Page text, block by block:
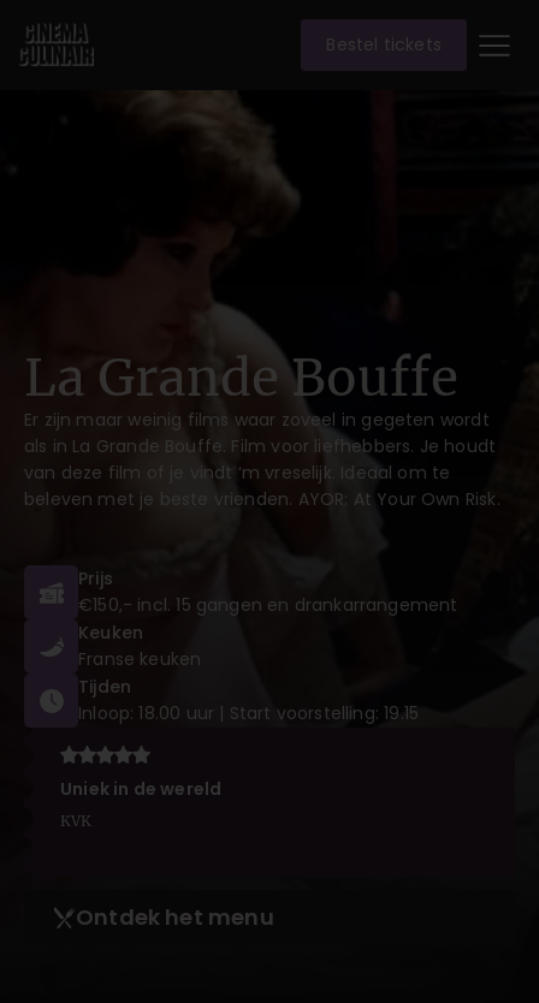
Bestel tickets
La Grande Bouffe
Er zijn maar weinig films waar zoveel in gegeten wordt
als in La Grande Bouffe. Film voor liefhebbers. Je houdt
van deze film of je vindt ‘m vreselijk. Ideaal om te
beleven met je beste vrienden. AYOR: At Your Own Risk.
Prijs
€150,- incl. 15 gangen en drankarrangement
Keuken
Franse keuken
Tijden
Inloop: 18.00 uur | Start voorstelling: 19.15
Uniek in de wereld
KVK
Ontdek het menu